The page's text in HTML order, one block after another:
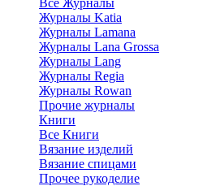
Журналы Katia
Журналы Lamana
Журналы Lana Grossa
Журналы Lang
Журналы Regia
Журналы Rowan
Прочие журналы
Книги
Все Книги
Вязание изделий
Вязание спицами
Прочее рукоделие